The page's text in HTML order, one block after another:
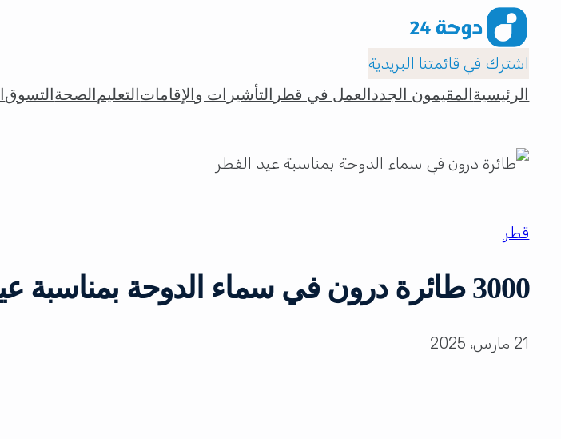
اشترك في قائمتنا البريدية
الرئيسية المقيمون الجدد العمل في قطر التأشيرات والإقامات التعليم الصحة التسوق
قطر
3000 طائرة درون في سماء الدوحة بمناسبة عيد الفطر
21 مارس، 2025